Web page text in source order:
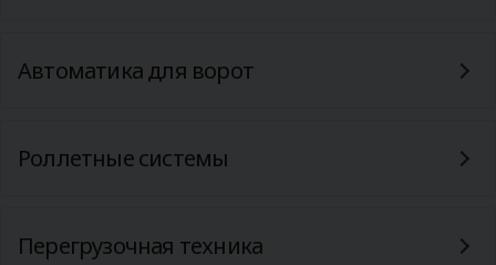
Автоматика для ворот
Роллетные системы
Перегрузочная техника